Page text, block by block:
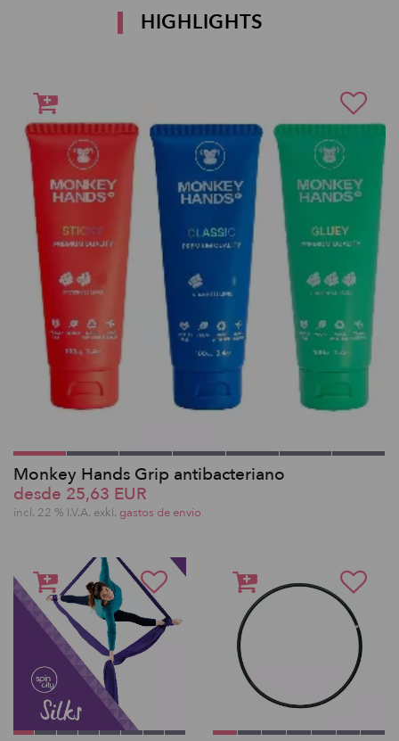
HIGHLIGHTS
Monkey Hands Grip antibacteriano
desde 25,63 EUR
incl. 22 % I.V.A. exkl. gastos de envio